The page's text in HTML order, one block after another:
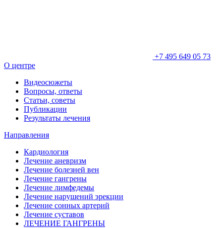
+7 495 649 05 73
О центре
Видеосюжеты
Вопросы, ответы
Статьи, советы
Публикации
Результаты лечения
Направления
Кардиология
Лечение аневризм
Лечение болезней вен
Лечение гангрены
Лечение лимфедемы
Лечение нарушений эрекции
Лечение сонных артерий
Лечение суставов
ЛЕЧЕНИЕ ГАНГРЕНЫ